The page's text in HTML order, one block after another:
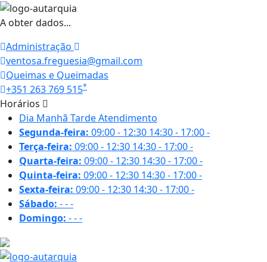
A obter dados...
Administração
ventosa.freguesia@gmail.com
Queimas e Queimadas
+351 263 769 515*
Horários
Dia Manhã TardeAtendimento
Segunda-feira: 09:00 - 12:30 14:30 - 17:00-
Terça-feira: 09:00 - 12:30 14:30 - 17:00-
Quarta-feira: 09:00 - 12:30 14:30 - 17:00-
Quinta-feira: 09:00 - 12:30 14:30 - 17:00-
Sexta-feira: 09:00 - 12:30 14:30 - 17:00-
Sábado: ---
Domingo: ---